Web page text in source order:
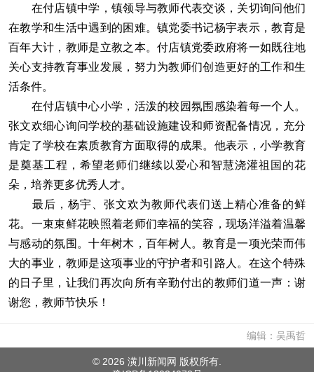
在付店镇中学，镇领导与教师代表交谈，关切询问他们
在教学和生活中遇到的困难。镇党委书记杨宇表示，教育是
百年大计，教师是立教之本。付店镇党委政府将一如既往地
关心支持教育事业发展，努力为教师们创造更好的工作和生
活条件。
在付店镇中心小学，活泼的校园氛围感染着每一个人。
张文欢细心询问学校的基础设施建设和师资配备情况，充分
肯定了学校在素质教育方面取得的成果。他表示，小学教育
是奠基工程，希望老师们继续以爱心和智慧浇灌祖国的花
朵，培养更多优秀人才。
最后，杨宇、张文欢为教师代表们送上精心准备的鲜
花。一束束鲜花映照着老师们幸福的笑容，现场洋溢着温馨
与感动的氛围。十年树木，百年树人。教育是一项光荣而伟
大的事业，教师是这项事业的守护者和引路人。在这个特殊
的日子里，让我们再次向所有辛勤付出的教师们道一声：谢
谢您，教师节快乐！
编辑：吴禹哲
© 2026 潢川新闻网 版权所有.